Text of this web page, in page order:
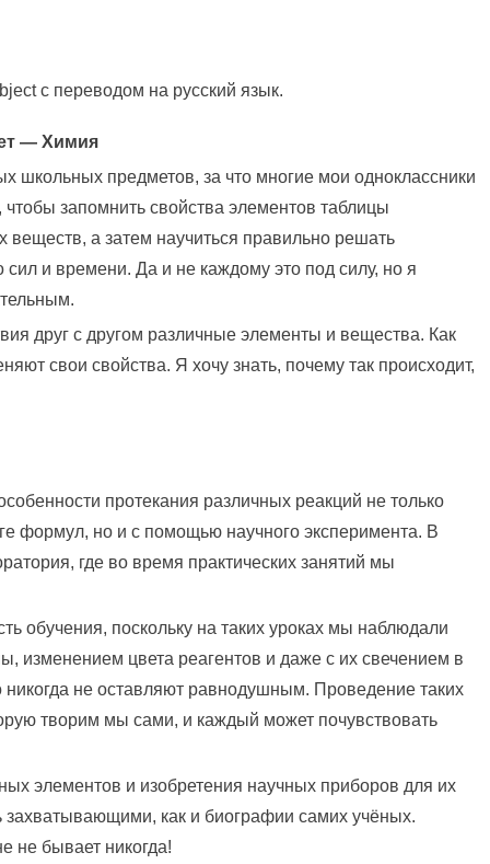
с переводом на русский язык.
— Химия
школьных предметов, за что многие мои одноклассники
чтобы запомнить свойства элементов таблицы
а затем научиться правильно решать
и времени. Да и не каждому это под силу, но я
друг с другом различные элементы и вещества. Как
свои свойства. Я хочу знать, почему так происходит,
протекания различных реакций не только
формул, но и с помощью научного эксперимента. В
где во время практических занятий мы
обучения, поскольку на таких уроках мы наблюдали
изменением цвета реагентов и даже с их свечением в
никогда не оставляют равнодушным. Проведение таких
творим мы сами, и каждый может почувствовать
элементов и изобретения научных приборов для их
как и биографии самих учёных.
не бывает никогда!